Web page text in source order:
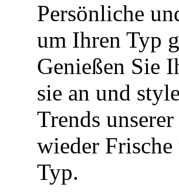
Persönliche
um Ihren Typ
Genießen Sie
sie an und
Trends
wieder
Typ.